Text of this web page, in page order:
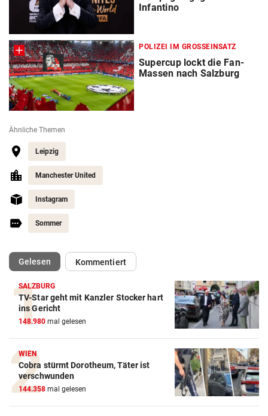
Infantino
POLIZEI IM GROSSEINSATZ
Supercup lockt die Fan-
Massen nach Salzburg
Ähnliche Themen
Leipzig
Manchester United
Instagram
Sommer
Gelesen(ausgewählt)Kommentiert
SALZBURG
TV-Star geht mit Kanzler Stocker hart
ins Gericht
148.980 mal gelesen
WIEN
Cobra stürmt Dorotheum, Täter ist
verschwunden
144.358 mal gelesen
Action-Cam Vergleich
ZUM VERGLEICH
Crosstrainer Vergleich
ZUM VERGLEICH
E-Bike Vergleich
ZUM VERGLEICH